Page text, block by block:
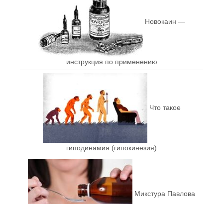
Новокаин —
инструкция по применению
Что такое
гиподинамия (гипокинезия)
Микстура Павлова